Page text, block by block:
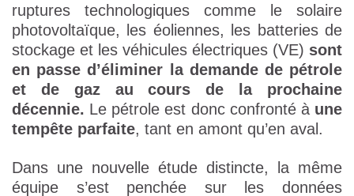
ruptures technologiques comme le solaire
photovoltaïque, les éoliennes, les batteries de
stockage et les véhicules électriques (VE) sont
en passe d’éliminer la demande de pétrole
et de gaz au cours de la prochaine
décennie. Le pétrole est donc confronté à une
tempête parfaite, tant en amont qu’en aval.
Dans une nouvelle étude distincte, la même
équipe s’est penchée sur les données